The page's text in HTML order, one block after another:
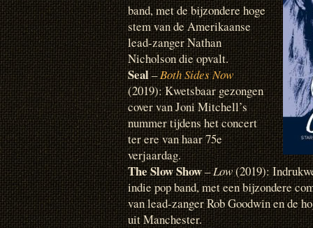
band, met de bijzondere hoge
stem van de Amerikaanse
lead-zanger Nathan
Nicholson die opvalt.
Seal–Both Sides Now
(2019): Kwetsbaar gezongen
cover van Joni Mitchell’s
nummer tijdens het concert
ter ere van haar 75e
verjaardag.
The Slow Show–Low(2019):
indie pop band, met een bijzondere
van lead-zanger Rob Goodwin en de
uit Manchester.